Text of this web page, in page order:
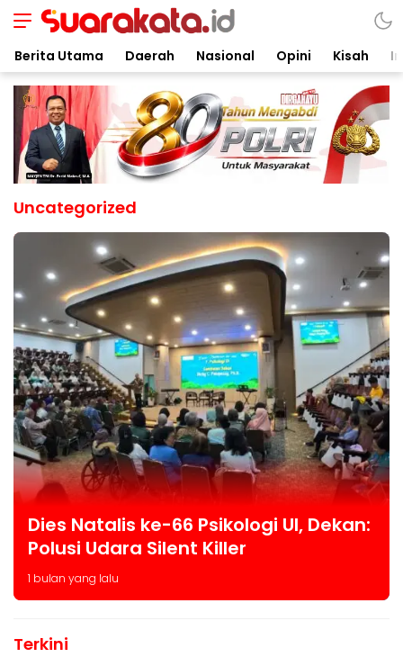
Berita Utama Daerah Nasional Opini Kisah
Uncategorized
Dies Natalis ke-66 Psikologi UI, Dekan:
Polusi Udara Silent Killer
1 bulan yang lalu
Terkini